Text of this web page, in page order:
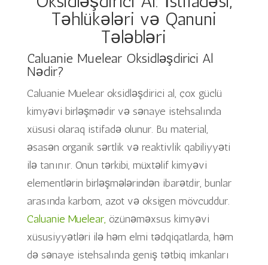
Təhlükələri və Qanuni
Tələbləri
Caluanie Muelear Oksidləşdirici Al
Nədir?
Caluanie Muelear oksidləşdirici al, çox güclü
kimyəvi birləşmədir və sənaye istehsalında
xüsusi olaraq istifadə olunur. Bu material,
əsasən organik sərtlik və reaktivlik qabiliyyəti
ilə tanınır. Onun tərkibi, müxtəlif kimyəvi
elementlərin birləşmələrindən ibarətdir, bunlar
arasında karbom, azot və oksigen mövcuddur.
Caluanie Muelear, özünəməxsus kimyəvi
xüsusiyyətləri ilə həm elmi tədqiqatlarda, həm
də sənaye istehsalında geniş tətbiq imkanları